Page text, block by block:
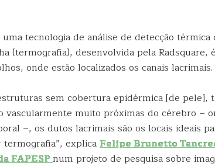
tecnologia de análise de detecção térmica
(termografia), desenvolvida pela Radsquare,
onde estão localizados os canais lacrimais.
sem cobertura epidérmica [de
vascularmente muito próximas do cérebro –
–, os dutos lacrimais são os locais ideais
explicaFelipe Brunetto
FAPESPnum projeto de pesquisa sobre